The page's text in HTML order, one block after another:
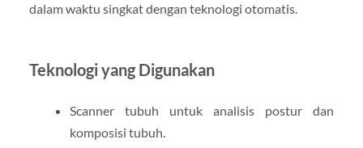
dalam waktu singkat dengan teknologi otomatis.
Teknologi yang Digunakan
Scanner tubuh untuk analisis postur dan
komposisi tubuh.